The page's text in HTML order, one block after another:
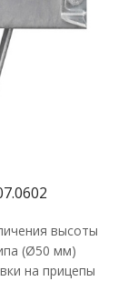
высоты
(Ø50 мм)
на прицепы